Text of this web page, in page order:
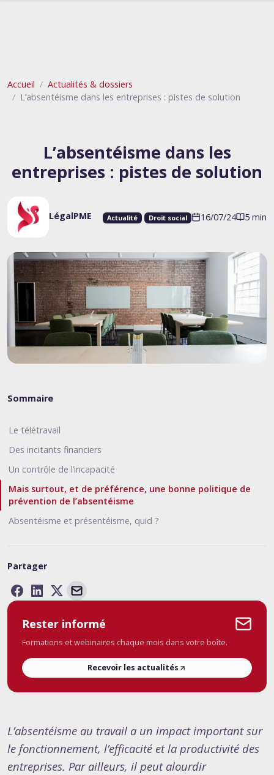
Accueil
Actualités & dossiers
L’absentéisme dans les entreprises : pistes de solution
L’absentéisme dans les
entreprises : pistes de solution
LégalPME Actualité Droit social 16/07/24 5 min
Sommaire
Le télétravail
Des incitants financiers
Un contrôle de l’incapacité
Mais surtout, et de préférence, une bonne politique de
prévention de l’absentéisme
Absentéisme et présentéisme, quid ?
Partager
Rester informé
Formations et webinaires chaque mois dans votre boîte.
Recevoir les actualités
L’absentéisme au travail a un impact important sur
le fonctionnement, l’efficacité et la productivité des
entreprises. Par ailleurs, il peut alourdir